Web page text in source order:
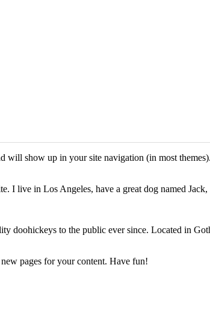
will show up in your site navigation (in most
I live in Los Angeles, have a great dog named
doohickeys to the public ever since. Located in
pages for your content. Have fun!